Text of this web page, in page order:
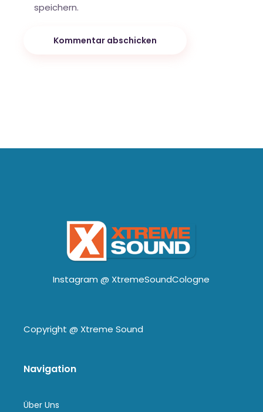
speichern.
Kommentar abschicken
Instagram @ XtremeSoundCologne
Copyright @ Xtreme Sound
Navigation
Über Uns